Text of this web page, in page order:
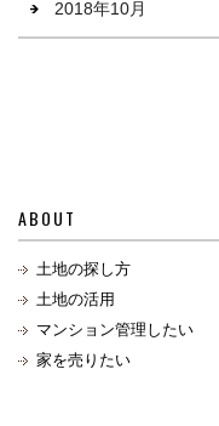
2018年10月
ABOUT
土地の探し方
土地の活用
マンション管理したい
家を売りたい